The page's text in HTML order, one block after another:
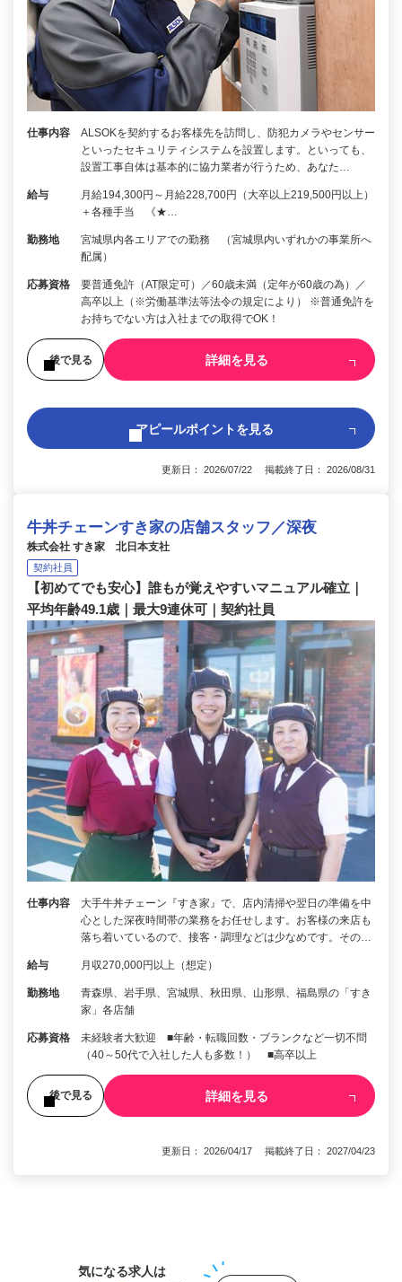
仕事内容
ALSOKを契約するお客様先を訪問し、防犯カメラやセンサー
といったセキュリティシステムを設置します。といっても、
設置工事自体は基本的に協力業者が行うため、あなた…
給与
月給194,300円～月給228,700円（大卒以上219,500円以上）
＋各種手当 《★…
勤務地
宮城県内各エリアでの勤務 （宮城県内いずれかの事業所へ
配属）
応募資格
要普通免許（AT限定可）／60歳未満（定年が60歳の為）／
高卒以上（※労働基準法等法令の規定により） ※普通免許を
お持ちでない方は入社までの取得でOK！
後で見る 詳細を見る
アピールポイントを見る
更新日： 2026/07/22 掲載終了日： 2026/08/31
牛丼チェーンすき家の店舗スタッフ／深夜
株式会社 すき家 北日本支社
契約社員
【初めてでも安心】誰もが覚えやすいマニュアル確立｜
平均年齢49.1歳｜最大9連休可｜契約社員
仕事内容
大手牛丼チェーン『すき家』で、店内清掃や翌日の準備を中
心とした深夜時間帯の業務をお任せします。お客様の来店も
落ち着いているので、接客・調理などは少なめです。その…
給与 月収270,000円以上（想定）
勤務地
青森県、岩手県、宮城県、秋田県、山形県、福島県の「すき
家」各店舗
応募資格
未経験者大歓迎 ■年齢・転職回数・ブランクなど一切不問
（40～50代で入社した人も多数！） ■高卒以上
後で見る 詳細を見る
更新日： 2026/04/17 掲載終了日： 2027/04/23
気になる求人は